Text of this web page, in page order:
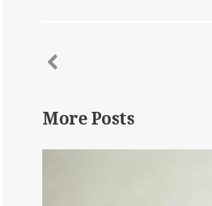
More Posts